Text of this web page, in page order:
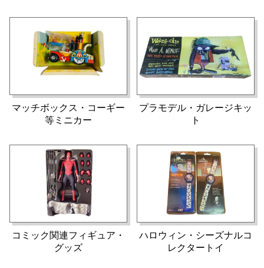
マッチボックス・コーギー
等ミニカー
プラモデル・ガレージキッ
ト
コミック関連フィギュア・
グッズ
ハロウィン・シーズナルコ
レクタートイ